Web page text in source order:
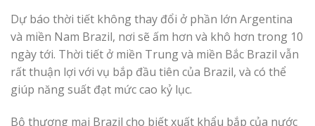
Dự báo thời tiết không thay đổi ở phần lớn Argentina
và miền Nam Brazil, nơi sẽ ấm hơn và khô hơn trong 10
ngày tới. Thời tiết ở miền Trung và miền Bắc Brazil vẫn
rất thuận lợi với vụ bắp đầu tiên của Brazil, và có thể
giúp năng suất đạt mức cao kỷ lục.
Bộ thương mại Brazil cho biết xuất khẩu bắp của nước